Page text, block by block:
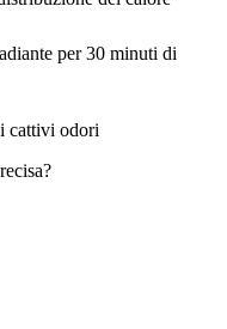
per 30 minuti di
cattivi odori